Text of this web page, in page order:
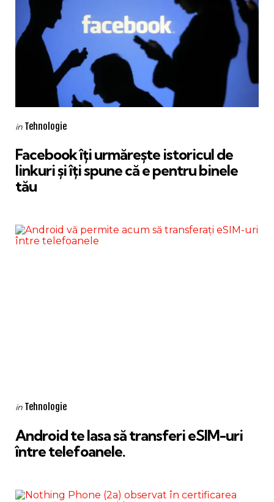
Categories
Posted
in Tehnologie
Facebook îți urmărește istoricul de
linkuri și îți spune că e pentru binele
tău
Categories
Posted
in Tehnologie
Android te lasa să transferi eSIM-uri
între telefoanele.